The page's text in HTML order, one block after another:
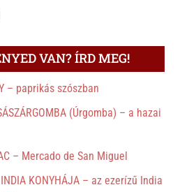
VAN? ÍRD MEG!
– paprikás szószban
(Úrgomba) – a hazai
– Mercado de San Miguel
INDIA KONYHÁJA – az ezerízű India